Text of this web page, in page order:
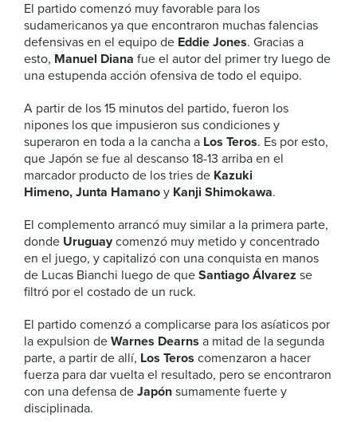
El partido comenzó muy favorable para los
sudamericanos ya que encontraron muchas falencias
defensivas en el equipo de Eddie Jones. Gracias a
esto, Manuel Diana fue el autor del primer try luego de
una estupenda acción ofensiva de todo el equipo.
A partir de los 15 minutos del partido, fueron los
nipones los que impusieron sus condiciones y
superaron en toda a la cancha a Los Teros. Es por esto,
que Japón se fue al descanso 18-13 arriba en el
marcador producto de los tries de Kazuki
Himeno, Junta Hamano y Kanji Shimokawa.
El complemento arrancó muy similar a la primera parte,
donde Uruguaycomenzó muy metido y concentrado
en el juego, y capitalizó con una conquista en manos
de Lucas Bianchi luego de que Santiago Álvarez se
filtró por el costado de un ruck.
El partido comenzó a complicarse para los asíaticos por
la expulsion de Warnes Dearns a mitad de la segunda
parte, a partir de allí, Los Teros comenzaron a hacer
fuerza para dar vuelta el resultado, pero se encontraron
con una defensa de Japón sumamente fuerte y
disciplinada.